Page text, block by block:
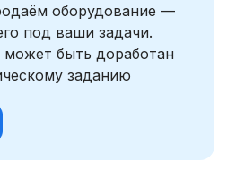
оборудование —
под ваши задачи.
быть доработан
заданию